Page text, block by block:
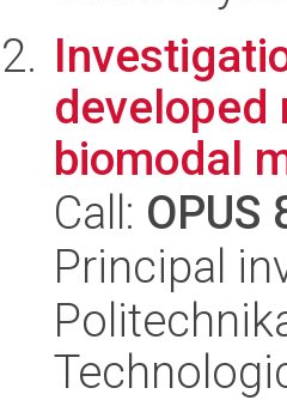
developed
biomodal
Call: OPUS
Principal